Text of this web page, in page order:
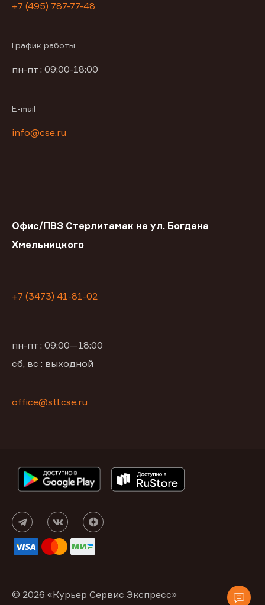
+7 (495) 787-77-48
График работы
пн-пт : 09:00-18:00
E-mail
info@cse.ru
Офис/ПВЗ Стерлитамак на ул. Богдана
Хмельницкого
+7 (3473) 41-81-02
пн-пт : 09:00—18:00
сб, вс : выходной
office@stl.cse.ru
© 2026 «Курьер Сервис Экспресс»